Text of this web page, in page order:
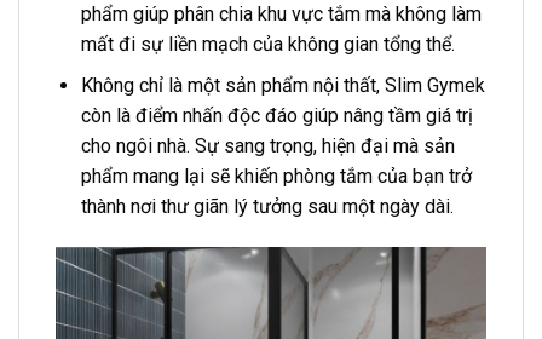
phẩm giúp phân chia khu vực tắm mà không làm
mất đi sự liền mạch của không gian tổng thể.
Không chỉ là một sản phẩm nội thất, Slim Gymek
còn là điểm nhấn độc đáo giúp nâng tầm giá trị
cho ngôi nhà. Sự sang trọng, hiện đại mà sản
phẩm mang lại sẽ khiến phòng tắm của bạn trở
thành nơi thư giãn lý tưởng sau một ngày dài.